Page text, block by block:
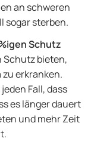
an schweren
sogar sterben.
Schutz
Schutz bieten,
erkranken.
Fall, dass
es länger dauert
und mehr Zeit